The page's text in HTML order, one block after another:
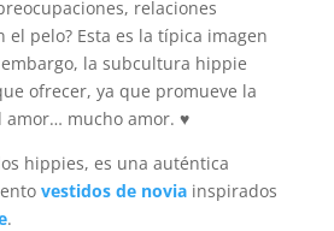
relaciones
el pelo? Esta es la típica imagen
la subcultura hippie
ofrecer, ya que promueve la
amor… mucho amor. ♥
hippies, es una auténtica
vestidos de noviainspirados
.